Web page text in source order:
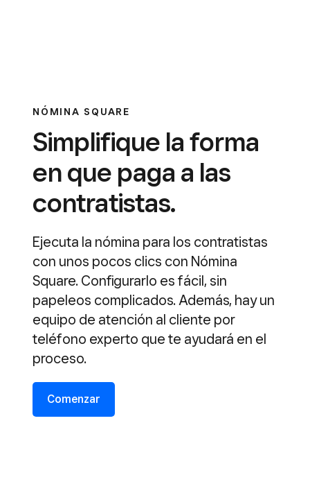
NÓMINA SQUARE
Simplifique la forma
en que paga a las
contratistas.
Ejecuta la nómina para los contratistas
con unos pocos clics con Nómina
Square. Configurarlo es fácil, sin
papeleos complicados. Además, hay un
equipo de atención al cliente por
teléfono experto que te ayudará en el
proceso.
Comenzar